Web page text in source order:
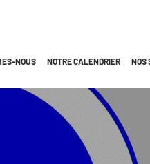
NOUS
APERÇU…
NOTRE CALENDRIER NOS